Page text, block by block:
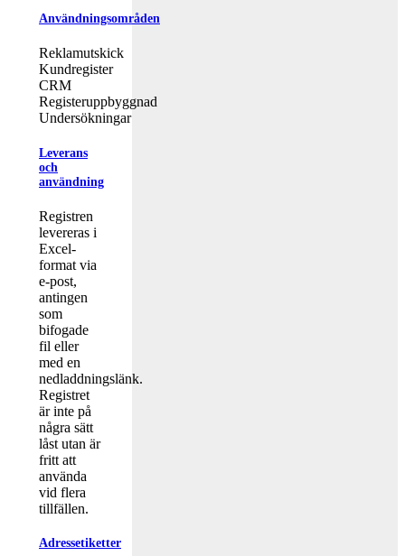
Användningsområden
Reklamutskick
Kundregister
CRM
Registeruppbyggnad
Undersökningar
Leverans
och
användning
Registren
levereras i
Excel-
format via
e-post,
antingen
som
bifogade
fil eller
med en
nedladdningslänk.
Registret
är inte på
några sätt
låst utan är
fritt att
använda
vid flera
tillfällen.
Adressetiketter